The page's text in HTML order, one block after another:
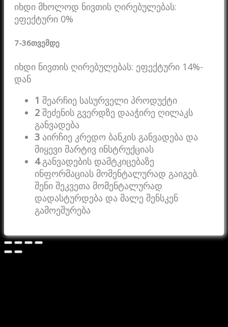
იხდი მხოლოდ ნივთის ღირებულებას:
ეფექტური 0%
7-36თვემდე
იხდი ნივთის ღირებულებას: ეფექტური 14%-
დან
1 შეარჩიე სასურველი პროდუქტი
2 შეძენის გვერდზე დააჭირე ღილაკს
განვადება
3 აირჩიე კრედო ბანკის განვადება და
მიყევი მარტივ ინსტრუქციას
4განვადების დამტკიცებაზე
ინფორმაციას მომენტალურად გაიგებ.
შენი შეკვეთა მომენტალურად
დადასტურდება და მალე შენსკენ
გამოეშურება